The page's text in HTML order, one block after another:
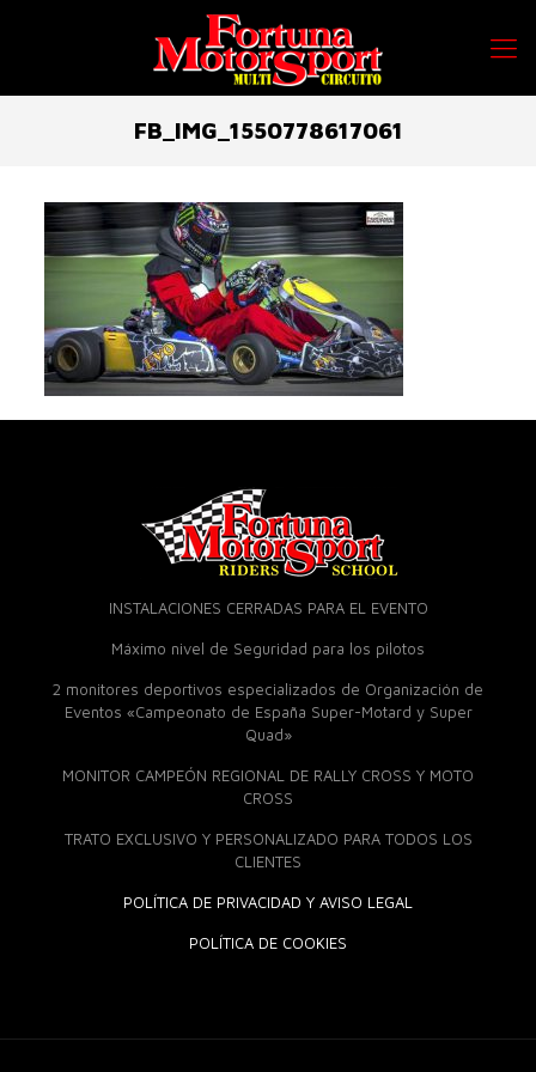
FB_IMG_1550778617061
INSTALACIONES CERRADAS PARA EL EVENTO
Máximo nivel de Seguridad para los pilotos
2 monitores deportivos especializados de Organización de
Eventos «Campeonato de España Super-Motard y Super
Quad»
MONITOR CAMPEÓN REGIONAL DE RALLY CROSS Y MOTO
CROSS
TRATO EXCLUSIVO Y PERSONALIZADO PARA TODOS LOS
CLIENTES
POLÍTICA DE PRIVACIDAD Y AVISO LEGAL
POLÍTICA DE COOKIES